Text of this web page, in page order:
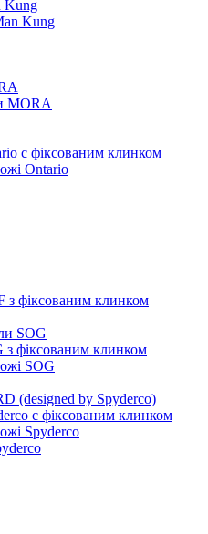
Kung
Kung
MORA
c фіксованим клинком
Ontario
з фіксованим клинком
SOG
з фіксованим клинком
SOG
(designed by Spyderco)
c фіксованим клинком
Spyderco